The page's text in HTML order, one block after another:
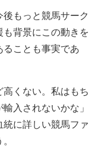
もっと競馬サーク
も背景にこの動きを
ることも事実であ
くない。私はもち
入されないかな」
統に詳しい競馬ファ